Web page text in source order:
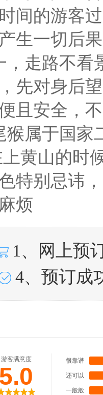
间的游客
生一切后
，走路不看
先对身后
且安全，
猴属于国家
黄山的时
特别忌讳
烦
1、网上预
4、预订成
游客满意度
5.0
很靠谱
还可以
一般般